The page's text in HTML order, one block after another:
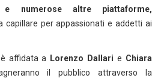
e numerose altre piattaforme,
capillare per appassionati e addetti ai
è affidata a Lorenzo Dallari e Chiara
il pubblico attraverso la